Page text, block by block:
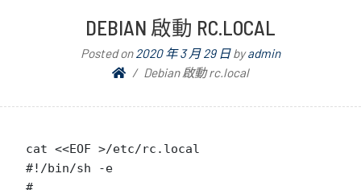
DEBIAN 啟動 RC.LOCAL
Posted on2020 年 3 月 29 日byadmin
Debian 啟動 rc.local
cat <<EOF >/etc/rc.local
#!/bin/sh -e